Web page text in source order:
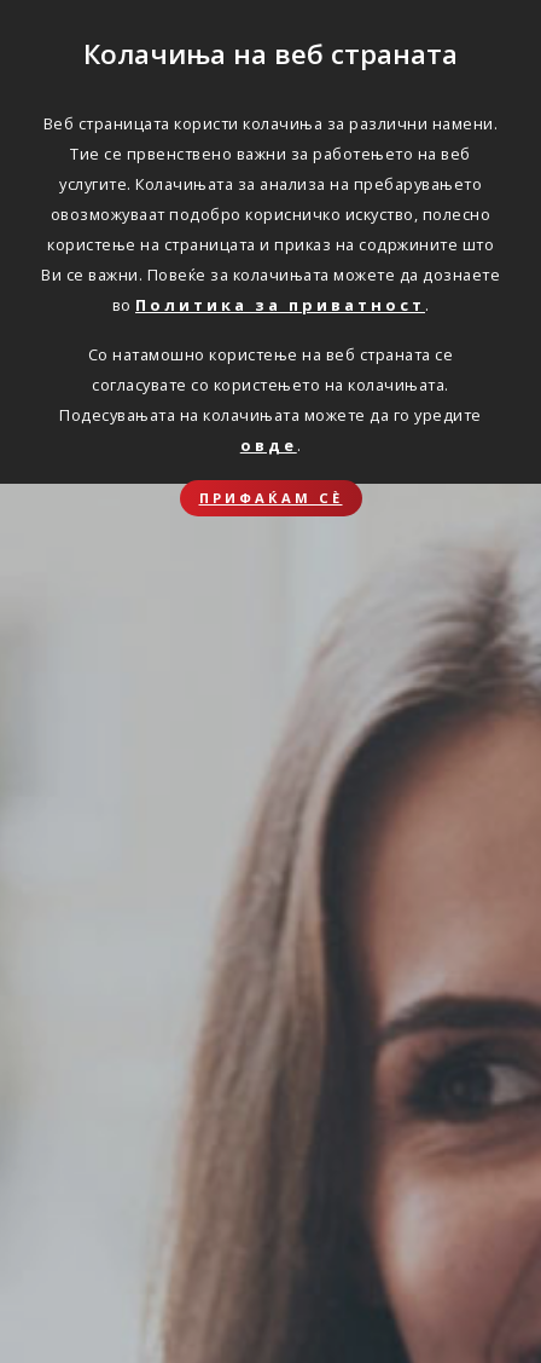
Колачиња на веб страната
Веб страницата користи колачиња за различни намени.
Тие се првенствено важни за работењето на веб
услугите. Колачињата за анализа на пребарувањето
овозможуваат подобро корисничко искуство, полесно
користење на страницата и приказ на содржините што
Ви се важни. Повеќе за колачињата можете да дознаете
во Политика за приватност .
Со натамошно користење на веб страната се
согласувате со користењето на колачињата.
Подесувањата на колачињата можете да го уредите
овде .
ПРИФАЌАМ СЀ